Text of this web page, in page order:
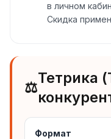
в личном
Скидка
⚖️
Тетрика
Формат